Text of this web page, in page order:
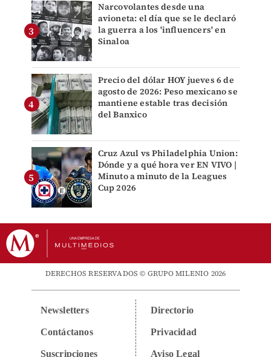
Narcovolantes desde una
avioneta: el día que se le declaró
la guerra a los 'influencers' en
Sinaloa
Precio del dólar HOY jueves 6 de
agosto de 2026: Peso mexicano se
mantiene estable tras decisión
del Banxico
Cruz Azul vs Philadelphia Union:
Dónde y a qué hora ver EN VIVO |
Minuto a minuto de la Leagues
Cup 2026
DERECHOS RESERVADOS © GRUPO MILENIO 2026
Newsletters
Contáctanos
Suscripciones
Directorio
Privacidad
Aviso Legal